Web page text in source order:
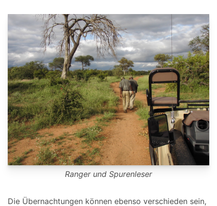
Ranger und Spurenleser
Die Übernachtungen können ebenso verschieden sein,